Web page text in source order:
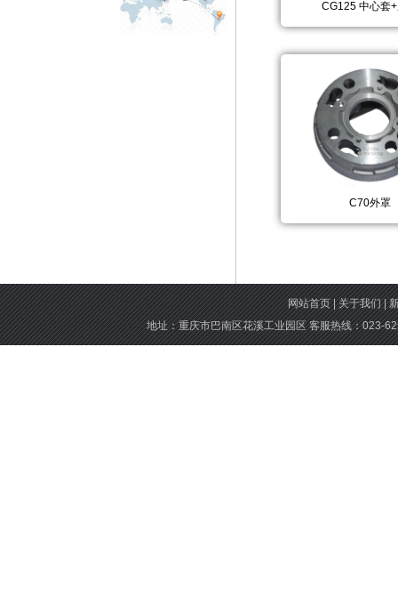
CG125 中心套
C70外罩
网站首页|关于我们|
地址：重庆市巴南区花溪工业园区 客服热线：023-